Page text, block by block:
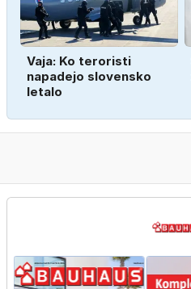
Vaja: Ko teroristi
napadejo slovensko
letalo